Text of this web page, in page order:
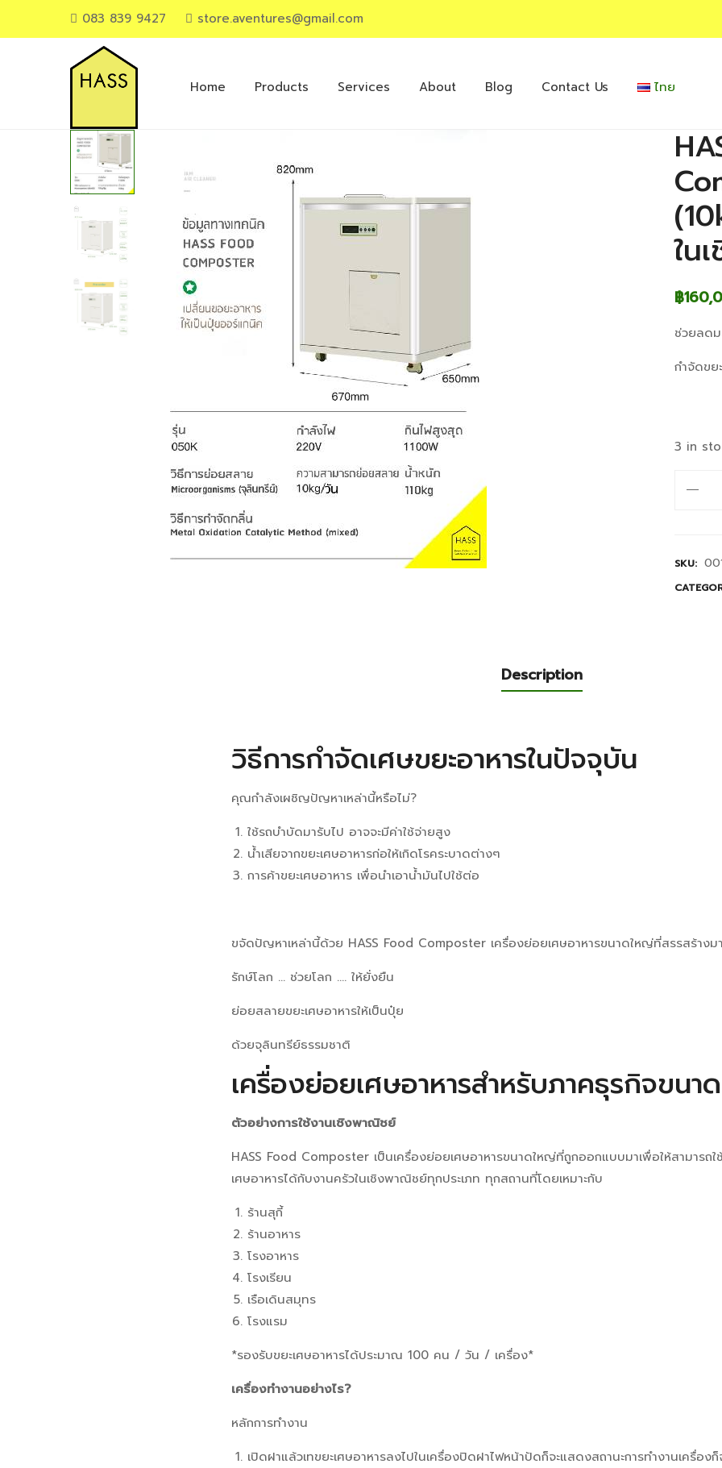
083 839 9427 store.aventures@gmail.com
Menu
Home Products Services About Blog Contact Us ไทย
ใน
฿
ช่วยลดม
กำจัดขย
3 in
HCC-
100D
SKU:
Description
วิธีการกำจัดเศษขยะอาหารในปัจจุบัน
คุณกำลังเผชิญปัญหาเหล่านี้หรือไม่?
ใช้รถบำบัดมารับไป อาจจะมีค่าใช้จ่ายสูง
น้ำเสียจากขยะเศษอาหารก่อให้เกิดโรคระบาดต่างๆ
การค้าขยะเศษอาหาร เพื่อนำเอาน้ำมันไปใช้ต่อ
ขจัดปัญหาเหล่านี้ด้วย HASS Food Composter เครื่องย่อยเศษอาหารขนาดใหญ่ที่สรรสร้าง
รักษ์โลก … ช่วยโลก …. ให้ยั่งยืน
ย่อยสลายขยะเศษอาหารให้เป็นปุ๋ย
ด้วยจุลินทรีย์ธรรมชาติ
เครื่องย่อยเศษอาหารสำหรับภาคธุรกิจขนา
ตัวอย่างการใช้งานเชิงพาณิชย์
HASS Food Composter เป็นเครื่องย่อยเศษอาหารขนาดใหญ่ที่ถูกออกแบบมาเพื่อให้สามารถ
เศษอาหารได้กับงานครัวในเชิงพาณิชย์ทุกประเภท ทุกสถานที่โดยเหมาะกับ
ร้านสุกี้
ร้านอาหาร
โรงอาหาร
โรงเรียน
เรือเดินสมุทร
โรงแรม
*รองรับขยะเศษอาหารได้ประมาณ 100 คน / วัน / เครื่อง*
เครื่องทำงานอย่างไร?
หลักการทำงาน
เปิดฝาแล้วเทขยะเศษอาหารลงไปในเครื่องปิดฝาไฟหน้าปัดก็จะแสดงสถานะการทำงานเครื่อง